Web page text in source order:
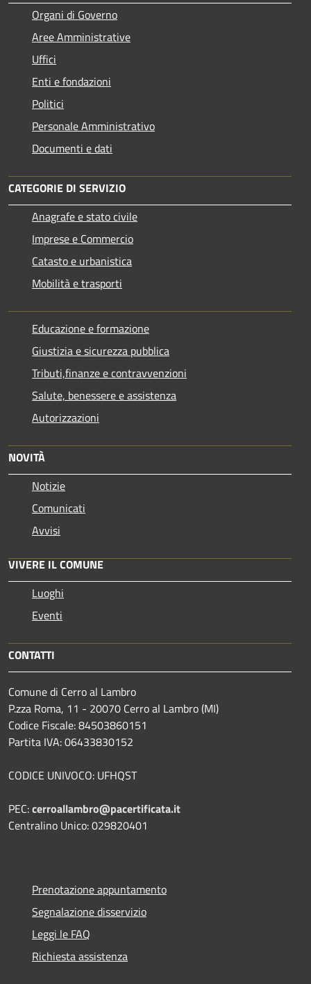
Organi di Governo
Aree Amministrative
Uffici
Enti e fondazioni
Politici
Personale Amministrativo
Documenti e dati
CATEGORIE DI SERVIZIO
Anagrafe e stato civile
Imprese e Commercio
Catasto e urbanistica
Mobilità e trasporti
Educazione e formazione
Giustizia e sicurezza pubblica
Tributi,finanze e contravvenzioni
Salute, benessere e assistenza
Autorizzazioni
NOVITÀ
Notizie
Comunicati
Avvisi
VIVERE IL COMUNE
Luoghi
Eventi
CONTATTI
Comune di Cerro al Lambro
P.zza Roma, 11 - 20070 Cerro al Lambro (MI)
Codice Fiscale: 84503860151
Partita IVA: 06433830152
CODICE UNIVOCO: UFHQST
PEC:cerroallambro@pacertificata.it
Centralino Unico: 029820401
Prenotazione appuntamento
Segnalazione disservizio
Leggi le FAQ
Richiesta assistenza